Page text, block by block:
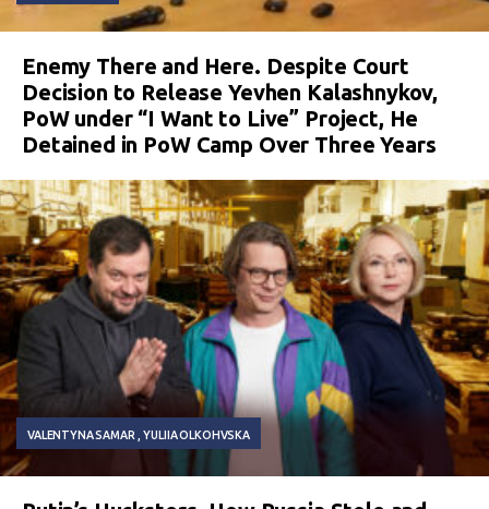
Enemy There and Here. Despite Court
Decision to Release Yevhen Kalashnykov,
PoW under “I Want to Live” Project, He
Detained in PoW Camp Over Three Years
VALENTYNA SAMAR YULIIA OLKOHVSKA